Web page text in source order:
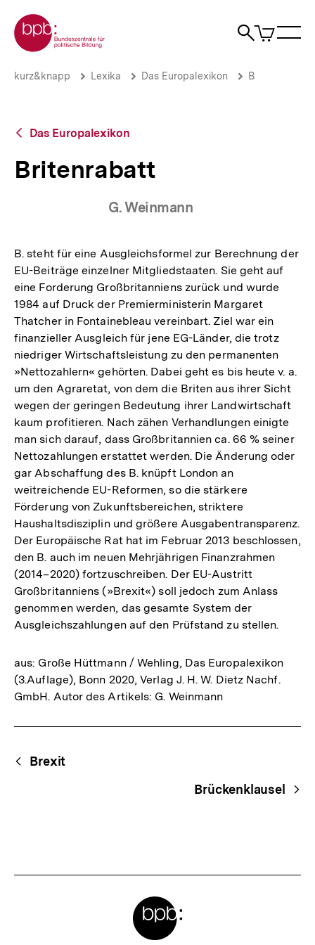
zum
Seiteninhalt
springen
Zur Startseite der bpb
Suche
Artikel
im
Britenrabatt
Brotkrümelnavigation
Pfadnavigation
kurz&knapp Lexika Das Europalexikon B
Zurück
Übersicht
Das Europalexikon
Britenrabatt
G. Weinmann
B. steht für eine Ausgleichsformel zur Berechnung der
EU-Beiträge einzelner Mitgliedstaaten. Sie geht auf
eine Forderung Großbritanniens zurück und wurde
1984 auf Druck der Premierministerin Margaret
Thatcher in Fontainebleau vereinbart. Ziel war ein
finanzieller Ausgleich für jene EG-Länder, die trotz
niedriger Wirtschaftsleistung zu den permanenten
»Nettozahlern« gehörten. Dabei geht es bis heute v. a.
um den Agraretat, von dem die Briten aus ihrer Sicht
wegen der geringen Bedeutung ihrer Landwirtschaft
kaum profitieren. Nach zähen Verhandlungen einigte
man sich darauf, dass Großbritannien ca. 66 % seiner
Nettozahlungen erstattet werden. Die Änderung oder
gar Abschaffung des B. knüpft London an
weitreichende EU-Reformen, so die stärkere
Förderung von Zukunftsbereichen, striktere
Haushaltsdisziplin und größere Ausgabentransparenz.
Der Europäische Rat hat im Februar 2013 beschlossen,
den B. auch im neuen Mehrjährigen Finanzrahmen
(2014–2020) fortzuschreiben. Der EU-Austritt
Großbritanniens (»Brexit«) soll jedoch zum Anlass
genommen werden, das gesamte System der
Ausgleichszahlungen auf den Prüfstand zu stellen.
aus: Große Hüttmann / Wehling, Das Europalexikon
(3.Auflage), Bonn 2020, Verlag J. H. W. Dietz Nachf.
GmbH. Autor des Artikels: G. Weinmann
Begriffsnavigation
Content-
Navigation
Brexit
Brückenklausel